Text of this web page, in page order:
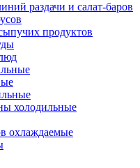
раздачи и салат-баров
продуктов
холодильные
охлаждаемые